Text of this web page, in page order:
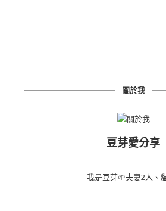
關於我
豆芽愛分享
我是豆芽🌱夫妻2人、